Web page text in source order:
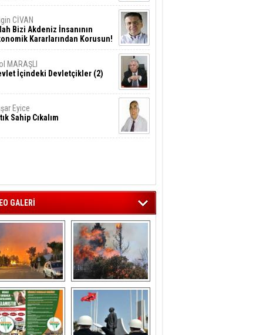
CİVAN
Bizi Akdeniz İnsanının
Kararlarından Korusun!
MARAŞLI
İçindeki Devletçikler (2)
Eyice
Sahip Cıkalım
GALERİ
‘da  otluk
alanda çıkan
yangın evlere
sıçramadan
söndürüldü
Aliağa'nın Ciğerleri